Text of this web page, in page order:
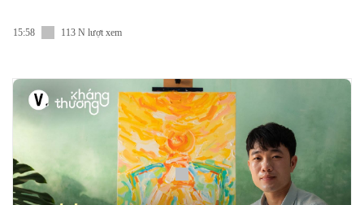
15:58 113 N lượt xem